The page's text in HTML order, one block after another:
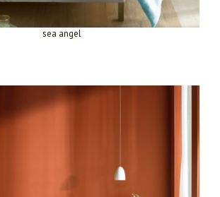
sea angel